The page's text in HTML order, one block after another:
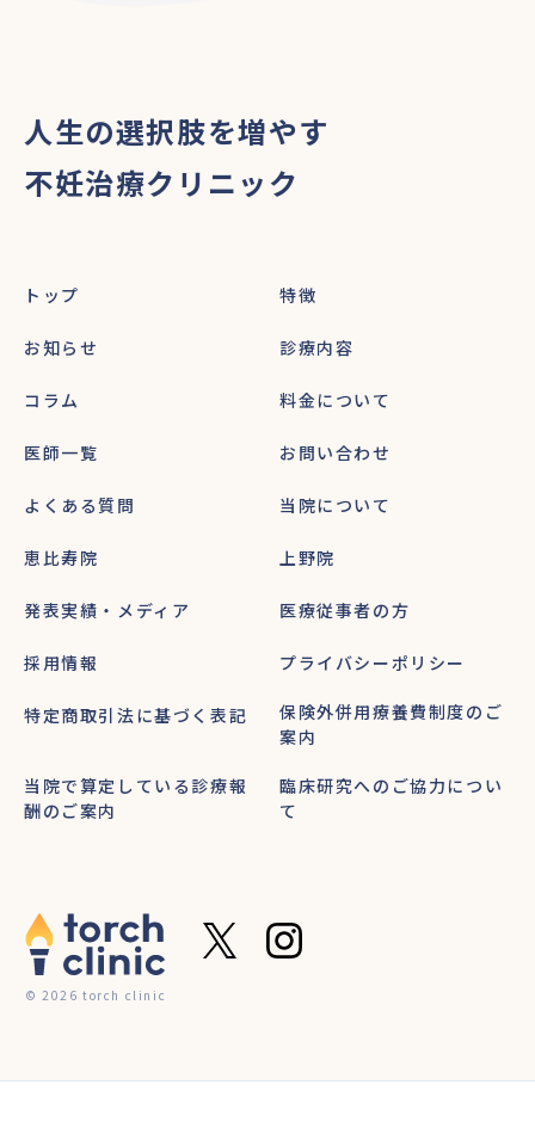
人生の選択肢を増やす
不妊治療クリニック
トップ 特徴
お知らせ 診療内容
コラム 料金について
医師一覧 お問い合わせ
よくある質問 当院について
恵比寿院 上野院
発表実績・メディア 医療従事者の方
採用情報 プライバシーポリシー
特定商取引法に基づく表記
保険外併用療養費制度のご
案内
当院で算定している診療報
酬のご案内
臨床研究へのご協力につい
て
© 2026 torch clinic